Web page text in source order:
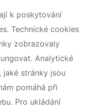
k poskytování
Technické cookies
zobrazovaly
Analytické
stránky jsou
pomáhá při
Pro ukládání